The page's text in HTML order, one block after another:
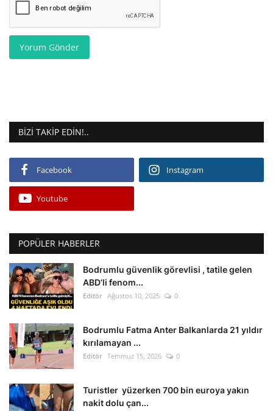
Yorum Gönder
BIZI TAKIP EDIN!..
Facebook Instagram
Youtube
POPÜLER HABERLER
Bodrumlu güvenlik görevlisi , tatile gelen
ABD’li fenom...
Editör Ağustos 10, 2025 0
Bodrumlu Fatma Anter Balkanlarda 21 yıldır
kırılamayan ...
Editör Temmuz 15, 2026 0
Turistler yüzerken 700 bin euroya yakın
nakit dolu çan...